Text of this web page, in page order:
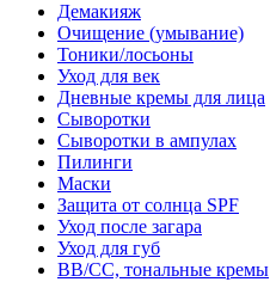
Демакияж
Очищение (умывание)
Тоники/лосьоны
Уход для век
Дневные кремы для лица
Сыворотки
Сыворотки в ампулах
Пилинги
Маски
Защита от солнца SPF
Уход после загара
Уход для губ
BB/CC, тональные кремы